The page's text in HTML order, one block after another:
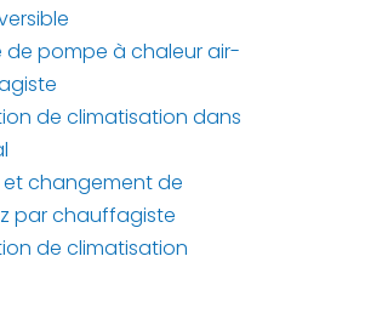
de pompe à chaleur air-
de climatisation dans
changement de
par chauffagiste
de climatisation